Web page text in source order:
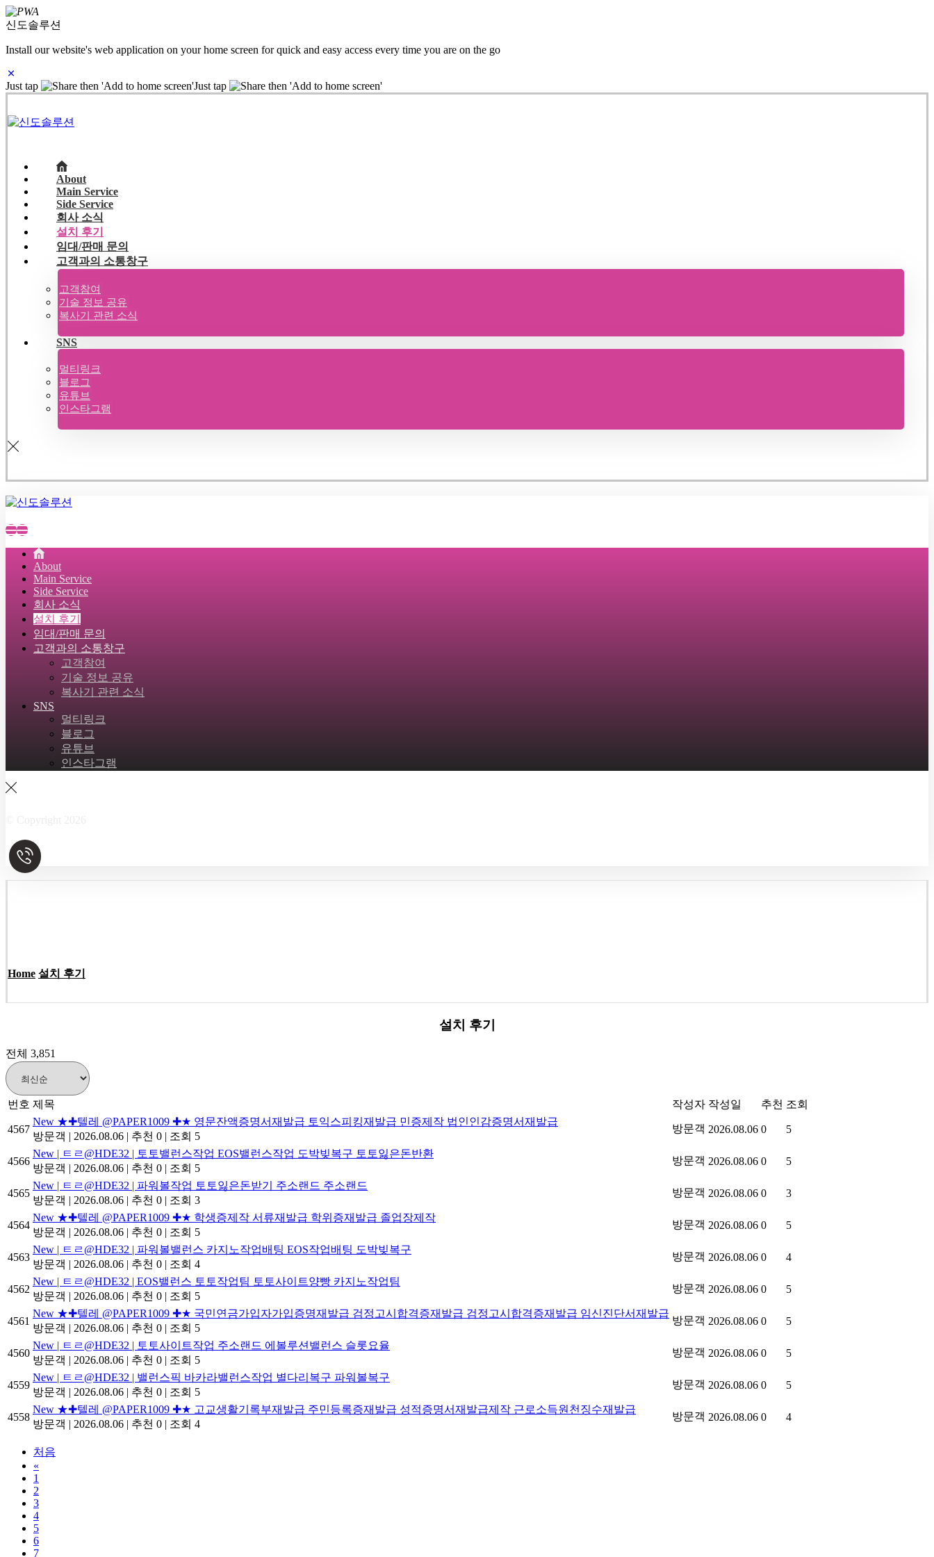
신도솔루션
Install our website's web application on your home screen for quick and easy access every time you are on the go
Just tap then 'Add to home screen'Just tap then 'Add to home screen'
About
Main Service
Side Service
회사 소식
설치 후기
임대/판매 문의
고객과의 소통창구
고객참여
기술 정보 공유
복사기 관련 소식
SNS
멀티링크
블로그
유튜브
인스타그램
About
Main Service
Side Service
회사 소식
설치 후기
임대/판매 문의
고객과의 소통창구
고객참여
기술 정보 공유
복사기 관련 소식
SNS
멀티링크
블로그
유튜브
인스타그램
Home 설치 후기
설치 후기
전체 3,851
번호 제목 작성자 작성일 추천 조회
4567
New ★✚텔레 @PAPER1009 ✚★ 영문잔액증명서재발급 토익스피킹재발급 민증제작 법인인감증명서재발급
방문객 | 2026.08.06 | 추천 0 | 조회 5
방문객 2026.08.06 0 5
4566
New | ㅌㄹ@HDE32 | 토토밸런스작업 EOS밸런스작업 도박빚복구 토토잃은돈반환
방문객 | 2026.08.06 | 추천 0 | 조회 5
방문객 2026.08.06 0 5
4565
New | ㅌㄹ@HDE32 | 파워볼작업 토토잃은돈받기 주소랜드 주소랜드
방문객 | 2026.08.06 | 추천 0 | 조회 3
방문객 2026.08.06 0 3
4564
New ★✚텔레 @PAPER1009 ✚★ 학생증제작 서류재발급 학위증재발급 졸업장제작
방문객 | 2026.08.06 | 추천 0 | 조회 5
방문객 2026.08.06 0 5
4563
New | ㅌㄹ@HDE32 | 파워볼밸런스 카지노작업배팅 EOS작업배팅 도박빚복구
방문객 | 2026.08.06 | 추천 0 | 조회 4
방문객 2026.08.06 0 4
4562
New | ㅌㄹ@HDE32 | EOS밸런스 토토작업팀 토토사이트양빵 카지노작업팀
방문객 | 2026.08.06 | 추천 0 | 조회 5
방문객 2026.08.06 0 5
4561
New ★✚텔레 @PAPER1009 ✚★ 국민연금가입자가입증명재발급 검정고시합격증재발급 검정고시합격증재발급 임신진단서재발급
방문객 | 2026.08.06 | 추천 0 | 조회 5
방문객 2026.08.06 0 5
4560
New | ㅌㄹ@HDE32 | 토토사이트작업 주소랜드 에볼루션밸런스 슬롯요율
방문객 | 2026.08.06 | 추천 0 | 조회 5
방문객 2026.08.06 0 5
4559
New | ㅌㄹ@HDE32 | 밸런스픽 바카라밸런스작업 별다리복구 파워볼복구
방문객 | 2026.08.06 | 추천 0 | 조회 5
방문객 2026.08.06 0 5
4558
New ★✚텔레 @PAPER1009 ✚★ 고교생활기록부재발급 주민등록증재발급 성적증명서재발급제작 근로소득원천징수재발급
방문객 | 2026.08.06 | 추천 0 | 조회 4
방문객 2026.08.06 0 4
처음
«
1
2
3
4
5
6
7